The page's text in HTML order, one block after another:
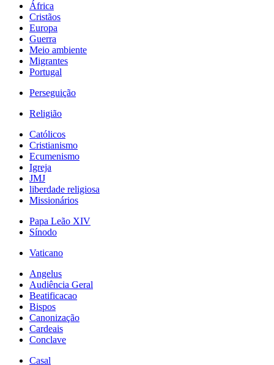
África
Cristãos
Europa
Guerra
Meio ambiente
Migrantes
Portugal
Perseguição
Religião
Católicos
Cristianismo
Ecumenismo
Igreja
JMJ
liberdade religiosa
Missionários
Papa Leão XIV
Sínodo
Vaticano
Angelus
Audiência Geral
Beatificacao
Bispos
Canonização
Cardeais
Conclave
Casal